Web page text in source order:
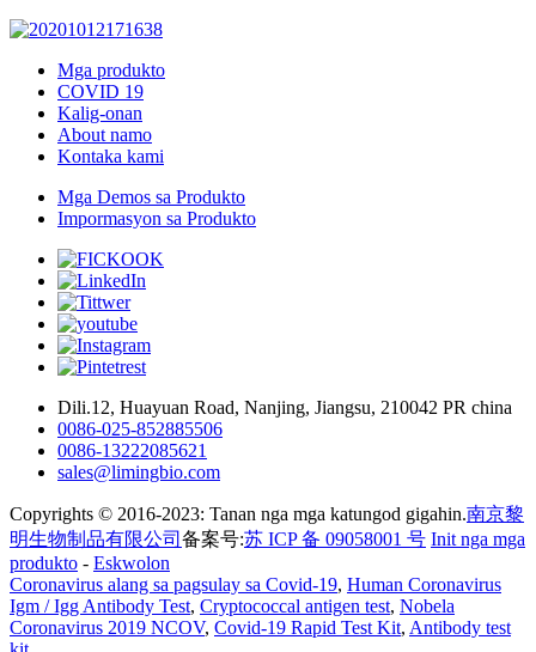
Mga produkto
COVID 19
Kalig-onan
About namo
Kontaka kami
Mga Demos sa Produkto
Impormasyon sa Produkto
Dili.12, Huayuan Road, Nanjing, Jiangsu, 210042 PR china
0086-025-852885506
0086-13222085621
sales@limingbio.com
Copyrights © 2016-2023: Tanan nga mga katungod gigahin.南京黎
明生物制品有限公司 备案号:苏 ICP 备 09058001 号 Init nga mga
produkto - Eskwolon
Coronavirus alang sa pagsulay sa Covid-19, Human Coronavirus
Igm / Igg Antibody Test, Cryptococcal antigen test, Nobela
Coronavirus 2019 NCOV, Covid-19 Rapid Test Kit, Antibody test